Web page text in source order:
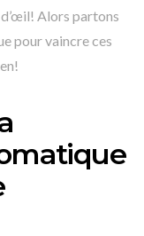
d’œil! Alors partons
pour vaincre ces